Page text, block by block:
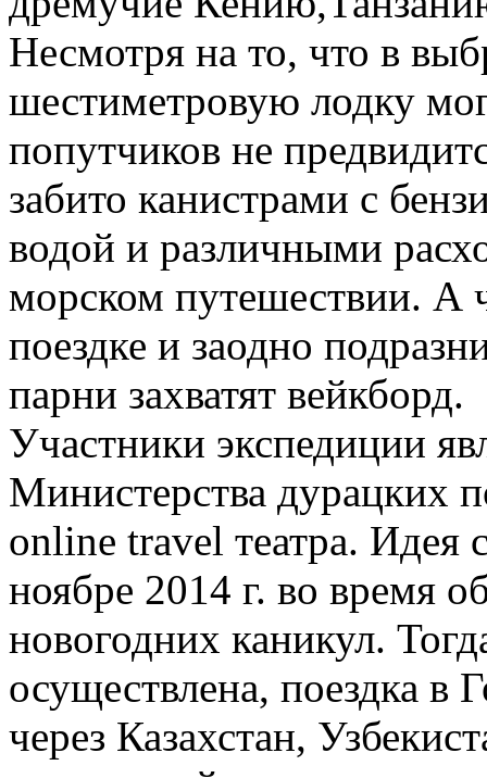
Несмотря на то, что в
шестиметровую лодку
попутчиков не
забито канистрами с
водой и различными
морском путешествии. А
поездке и заодно
парни захватят вейкборд.
Участники экспедиции
Министерства дурацких
online travel театра. Идея
ноябре 2014 г. во время
новогодних каникул.
осуществлена, поездка в
через Казахстан,